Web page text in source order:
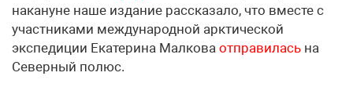
накануне наше издание рассказало, что вместе с
участниками международной арктической
экспедиции Екатерина Малкова отправилась на
Северный полюс.